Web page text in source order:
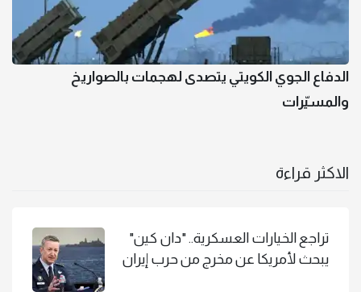
الدفاع الجوي الكويتي يتصدى لهجمات بالصواريخ
والمسيّرات
الاكثر قراءة
تراجع الخيارات العسكرية.. "دان كين"
يبحث لأمريكا عن مخرج من حرب إيران